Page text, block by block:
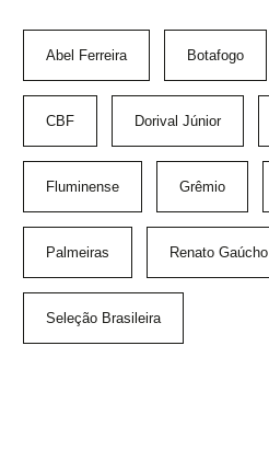
Abel Ferreira Botafogo
CBF Dorival Júnior
Fluminense Grêmio
Palmeiras Renato Gaúcho
Seleção Brasileira